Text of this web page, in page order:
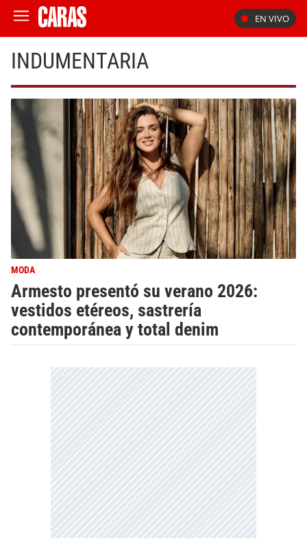
EN VIVO
INDUMENTARIA
MODA
Armesto presentó su verano 2026:
vestidos etéreos, sastrería
contemporánea y total denim